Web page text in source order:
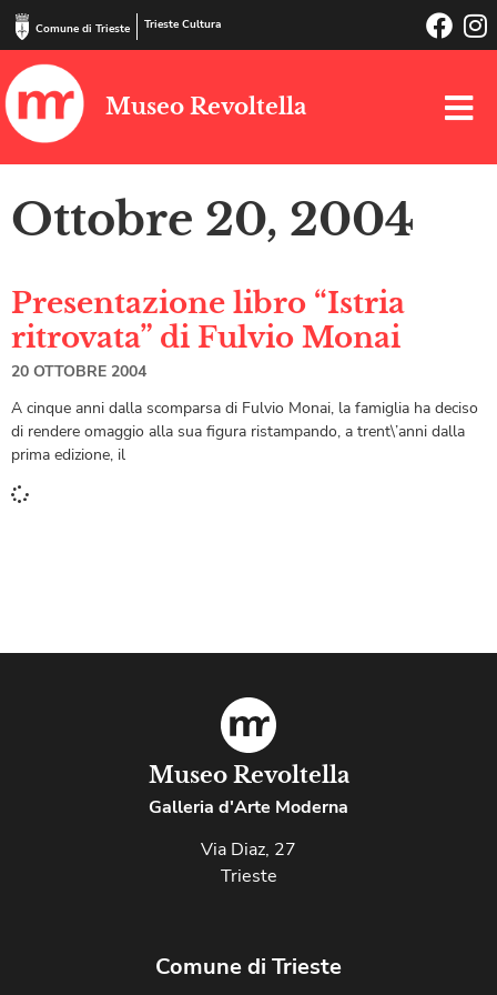
Comune di Trieste Trieste Cultura
Museo Revoltella
Ottobre 20, 2004
Presentazione libro “Istria
ritrovata” di Fulvio Monai
20 OTTOBRE 2004
A cinque anni dalla scomparsa di Fulvio Monai, la famiglia ha deciso
di rendere omaggio alla sua figura ristampando, a trent\’anni dalla
prima edizione, il
Museo Revoltella
Galleria d'Arte Moderna
Via Diaz, 27
Trieste
Comune di Trieste